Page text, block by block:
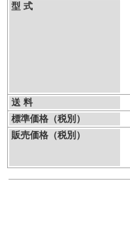
型 式
送 料
標準価格（税別）
販売価格（税別）